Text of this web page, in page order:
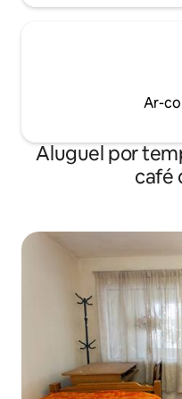
Ar-
Aluguel por
café